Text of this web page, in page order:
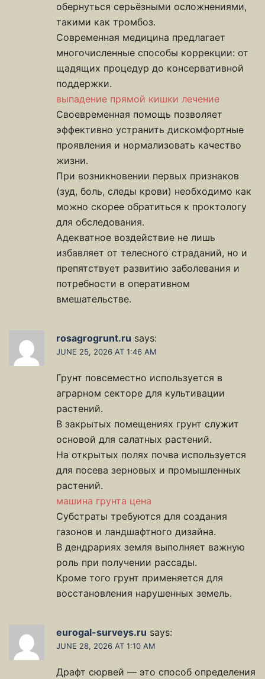
обернуться серьёзными осложнениями,
такими как тромбоз.
Современная медицина предлагает
многочисленные способы коррекции: от
щадящих процедур до консервативной
поддержки.
выпадение прямой кишки лечение
Своевременная помощь позволяет
эффективно устранить дискомфортные
проявления и нормализовать качество
жизни.
При возникновении первых признаков
(зуд, боль, следы крови) необходимо как
можно скорее обратиться к проктологу
для обследования.
Адекватное воздействие не лишь
избавляет от телесного страданий, но и
препятствует развитию заболевания и
потребности в оперативном
вмешательстве.
rosagrogrunt.ru says:
JUNE 25, 2026 AT 1:46 AM
Грунт повсеместно используется в
аграрном секторе для культивации
растений.
В закрытых помещениях грунт служит
основой для салатных растений.
На открытых полях почва используется
для посева зерновых и промышленных
растений.
машина грунта цена
Субстраты требуются для создания
газонов и ландшафтного дизайна.
В дендрариях земля выполняет важную
роль при получении рассады.
Кроме того грунт применяется для
восстановления нарушенных земель.
eurogal-surveys.ru says:
JUNE 28, 2026 AT 1:10 AM
Драфт сюрвей — это способ определения